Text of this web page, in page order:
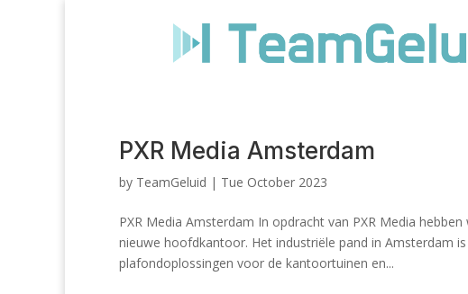
PXR Media Amsterdam
by TeamGeluid | Tue October 2023
PXR Media Amsterdam In opdracht van PXR Media
nieuwe hoofdkantoor. Het industriële pand in Amsterdam
plafondoplossingen voor de kantoortuinen en...